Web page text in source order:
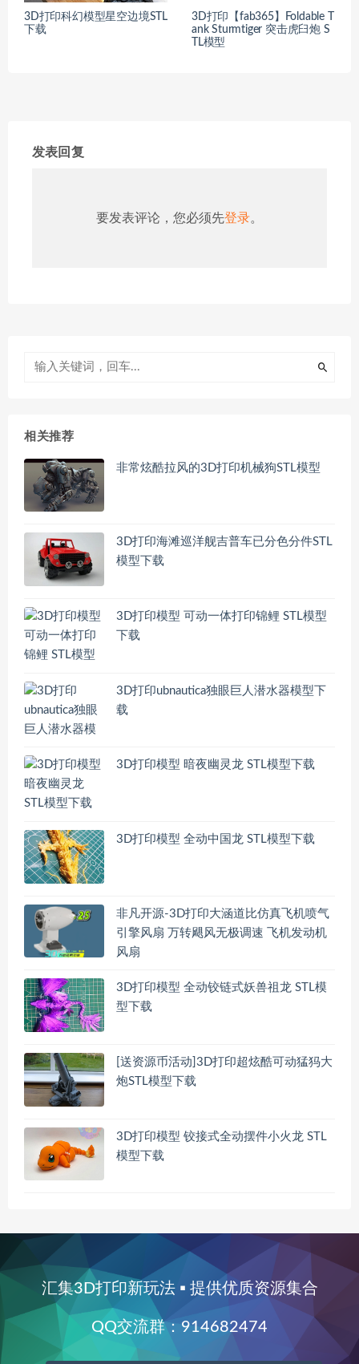
3D打印科幻模型星空边境STL
下载
3D打印【fab365】Foldable T
ank Sturmtiger 突击虎臼炮 S
TL模型
发表回复
要发表评论，您必须先登录。
相关推荐
非常炫酷拉风的3D打印机械狗STL模型
3D打印海滩巡洋舰吉普车已分色分件STL
模型下载
3D打印模型 可动一体打印锦鲤 STL模型
下载
3D打印ubnautica独眼巨人潜水器模型下
载
3D打印模型 暗夜幽灵龙 STL模型下载
3D打印模型 全动中国龙 STL模型下载
非凡开源-3D打印大涵道比仿真飞机喷气
引擎风扇 万转飓风无极调速 飞机发动机
风扇
3D打印模型 全动铰链式妖兽祖龙 STL模
型下载
[送资源币活动]3D打印超炫酷可动猛犸大
炮STL模型下载
3D打印模型 铰接式全动摆件小火龙 STL
模型下载
汇集3D打印新玩法 ▪ 提供优质资源集合
QQ交流群：914682474